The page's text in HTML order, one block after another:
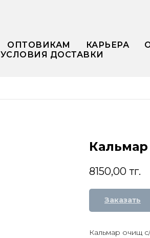
ОПТОВИКАМ КАРЬЕРА
УСЛОВИЯ ДОСТАВКИ
8150,00 тг.
Заказать
Кальмар очищ